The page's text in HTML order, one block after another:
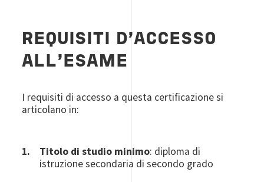
REQUISITI D’ACCESSO
ALL’ESAME
I requisiti di accesso a questa certificazione si
articolano in:
Titolo di studio minimo: diploma di
istruzione secondaria di secondo grado